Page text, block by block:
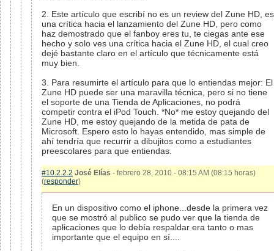
2. Este artículo que escribí no es un review del Zune HD, es
una crítica hacia el lanzamiento del Zune HD, pero como
haz demostrado que el fanboy eres tu, te ciegas ante ese
hecho y solo ves una crítica hacia el Zune HD, el cual creo
dejé bastante claro en el artículo que técnicamente está
muy bien.
3. Para resumirte el artículo para que lo entiendas mejor: El
Zune HD puede ser una maravilla técnica, pero si no tiene
el soporte de una Tienda de Aplicaciones, no podrá
competir contra el iPod Touch. *No* me estoy quejando del
Zune HD, me estoy quejando de la metida de pata de
Microsoft. Espero esto lo hayas entendido, mas simple de
ahí tendría que recurrir a dibujitos como a estudiantes
preescolares para que entiendas.
#10.2.2.2 José Elías - febrero 28, 2010 - 08:15 AM (08:15 horas)
(responder)
En un dispositivo como el iphone...desde la primera vez
que se mostró al publico se pudo ver que la tienda de
aplicaciones que lo debía respaldar era tanto o mas
importante que el equipo en sí....